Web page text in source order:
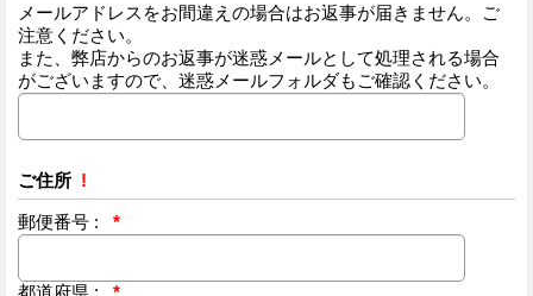
メールアドレスをお間違えの場合はお返事が届きません。ご
注意ください。
また、弊店からのお返事が迷惑メールとして処理される場合
がございますので、迷惑メールフォルダもご確認ください。
ご住所 !
郵便番号 : *
都道府県 : *